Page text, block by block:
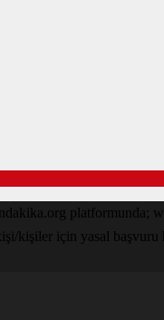
platformunda;
kişiler için yasal başvuru